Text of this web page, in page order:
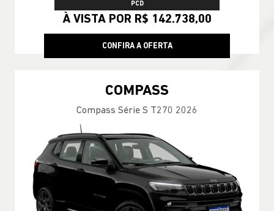
PCD
À VISTA POR R$ 142.738,00
CONFIRA A OFERTA
COMPASS
Compass Série S T270 2026